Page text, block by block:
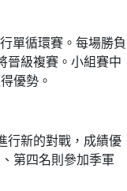
單循環賽。每場勝負
晉級複賽。小組賽中
優勢。
行新的對戰，成績優
第四名則參加季軍